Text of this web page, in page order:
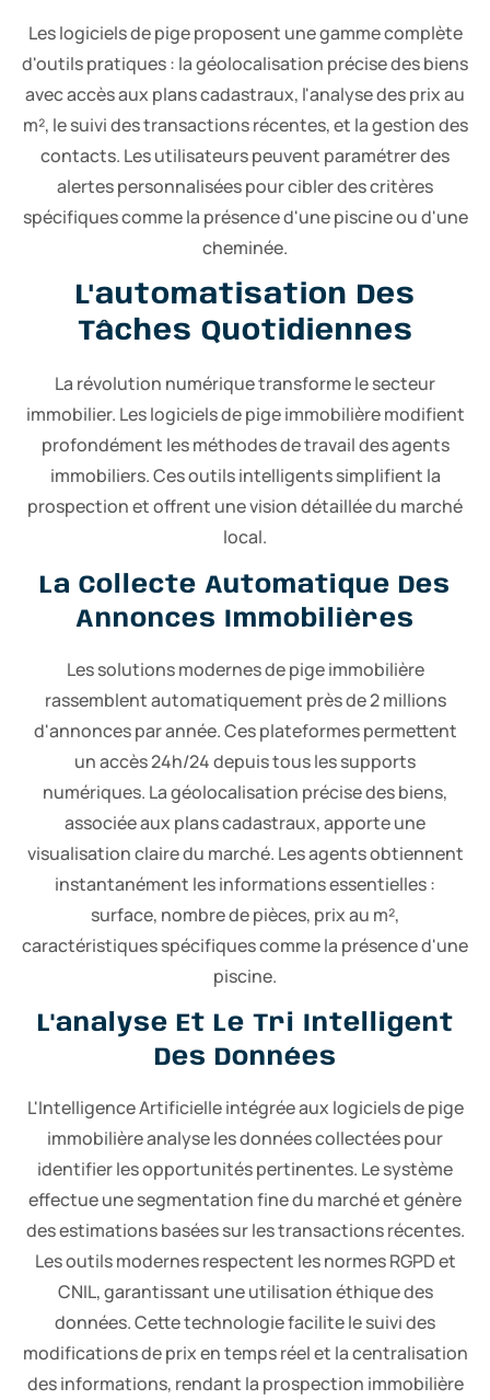
Les logiciels de pige proposent une gamme complète
d'outils pratiques : la géolocalisation précise des biens
avec accès aux plans cadastraux, l'analyse des prix au
m², le suivi des transactions récentes, et la gestion des
contacts. Les utilisateurs peuvent paramétrer des
alertes personnalisées pour cibler des critères
spécifiques comme la présence d'une piscine ou d'une
cheminée.
L'automatisation Des
Tâches Quotidiennes
La révolution numérique transforme le secteur
immobilier. Les logiciels de pige immobilière modifient
profondément les méthodes de travail des agents
immobiliers. Ces outils intelligents simplifient la
prospection et offrent une vision détaillée du marché
local.
La Collecte Automatique Des
Annonces Immobilières
Les solutions modernes de pige immobilière
rassemblent automatiquement près de 2 millions
d'annonces par année. Ces plateformes permettent
un accès 24h/24 depuis tous les supports
numériques. La géolocalisation précise des biens,
associée aux plans cadastraux, apporte une
visualisation claire du marché. Les agents obtiennent
instantanément les informations essentielles :
surface, nombre de pièces, prix au m²,
caractéristiques spécifiques comme la présence d'une
piscine.
L'analyse Et Le Tri Intelligent
Des Données
L'Intelligence Artificielle intégrée aux logiciels de pige
immobilière analyse les données collectées pour
identifier les opportunités pertinentes. Le système
effectue une segmentation fine du marché et génère
des estimations basées sur les transactions récentes.
Les outils modernes respectent les normes RGPD et
CNIL, garantissant une utilisation éthique des
données. Cette technologie facilite le suivi des
modifications de prix en temps réel et la centralisation
des informations, rendant la prospection immobilière